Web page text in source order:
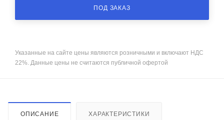
ПОД ЗАКАЗ
Указанные на сайте цены являются розничными и включают НДС
22%. Данные цены не считаются публичной офертой
ОПИСАНИЕ ХАРАКТЕРИСТИКИ